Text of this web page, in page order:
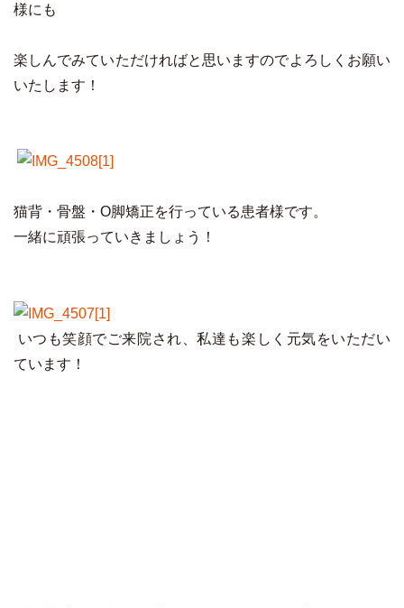
様にも
楽しんでみていただければと思いますのでよろしくお願い
いたします！
猫背・骨盤・O脚矯正を行っている患者様です。
一緒に頑張っていきましょう！
いつも笑顔でご来院され、私達も楽しく元気をいただい
ています！